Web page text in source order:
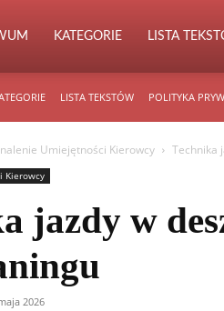
KATEGORIE LISTA
LISTA TEKSTÓW POLITYKA
Umiejętności Kierowcy Technika
Kierowcy
jazdy w
2026